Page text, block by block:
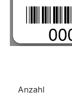
Anzahl